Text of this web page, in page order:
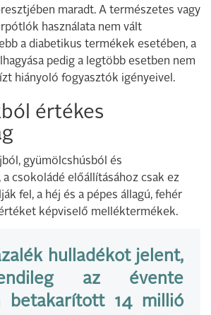
maradt. A természetes vagy
használata nem vált
a diabetikus termékek esetében, a
pedig a legtöbb esetben nem
hiányoló fogyasztók igényeivel.
értékes
gyümölcshúsból és
a csokoládé előállításához csak ez
fel, a héj és a pépes állagú, fehér
képviselő melléktermékek.
hulladékot jelent,
az évente
betakarított 14 millió